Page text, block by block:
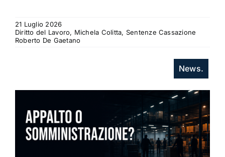
21 Luglio 2026
Diritto del Lavoro, Michela Colitta, Sentenze Cassazione
Roberto De Gaetano
News.